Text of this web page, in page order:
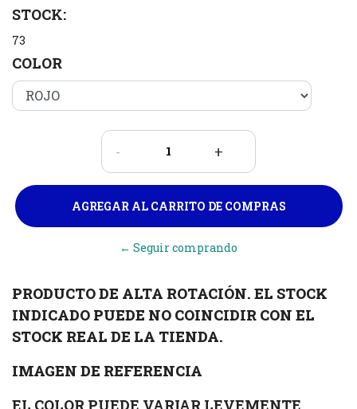
STOCK:
73
COLOR
- +
← Seguir comprando
PRODUCTO DE ALTA ROTACIÓN. EL STOCK
INDICADO PUEDE NO COINCIDIR CON EL
STOCK REAL DE LA TIENDA.
IMAGEN DE REFERENCIA
EL COLOR PUEDE VARIAR LEVEMENTE